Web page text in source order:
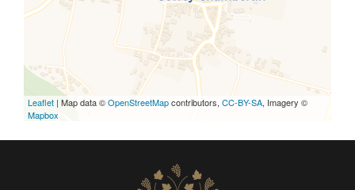
Leaflet | Map data ©OpenStreetMapcontributors, CC-BY-SA, Imagery ©
Mapbox